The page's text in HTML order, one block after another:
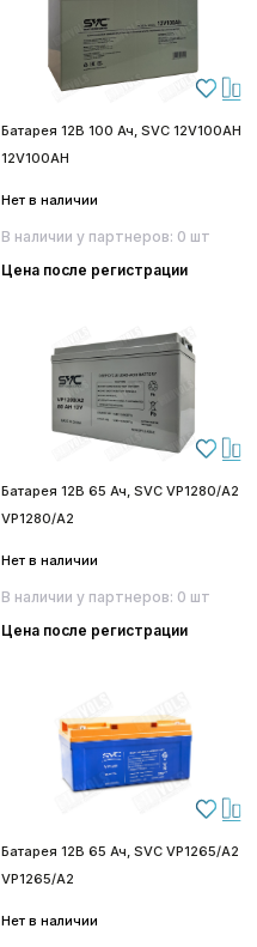
Батарея 12В 100 Ач, SVC 12V100AH
12V100AH
Нет в наличии
В наличии у партнеров: 0 шт
Цена после регистрации
Батарея 12В 65 Ач, SVC VP1280/A2
VP1280/A2
Нет в наличии
В наличии у партнеров: 0 шт
Цена после регистрации
Батарея 12В 65 Ач, SVC VP1265/A2
VP1265/A2
Нет в наличии